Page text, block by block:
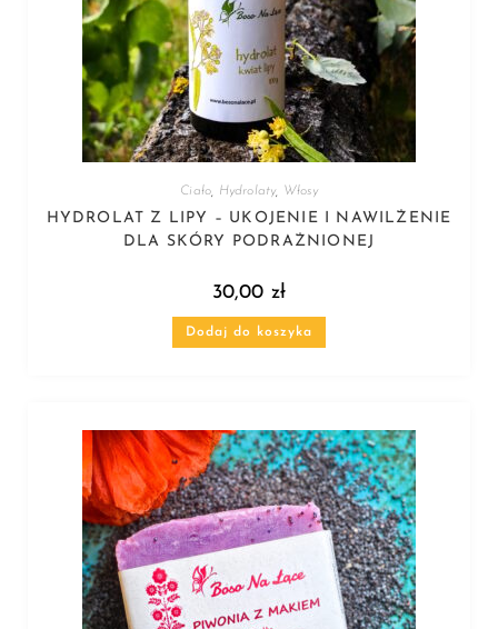
Ciało Hydrolaty, Włosy
HYDROLAT Z LIPY – UKOJENIE I NAWILŻENIE
DLA SKÓRY PODRAŻNIONEJ
30,00 zł
Dodaj do koszyka